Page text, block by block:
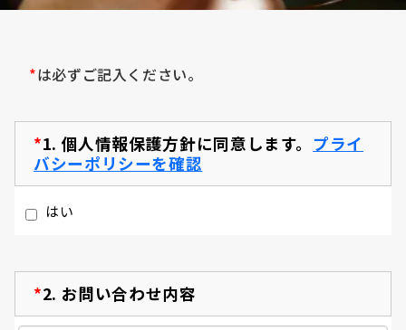
*は必ずご記入ください。
*1. 個人情報保護方針に同意します。 プライ
バシーポリシーを確認
はい
*2. お問い合わせ内容